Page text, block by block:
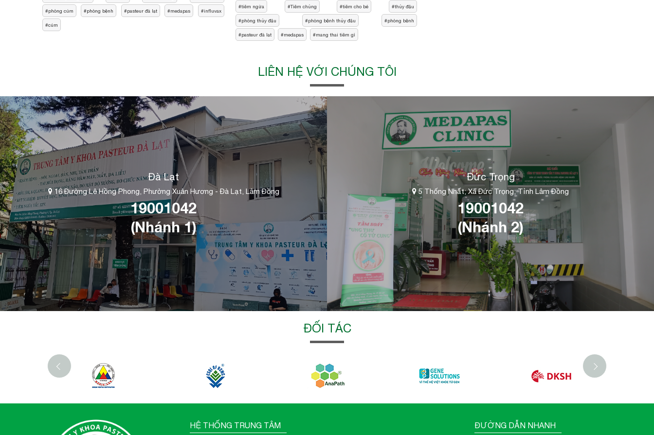
phòng cúm phòng bệnh pasteur đà lạt medapas influvax
cúm
tiêm ngừa Tiêm chủng tiêm cho bé thủy đậu
phòng thủy đậu phòng bệnh thủy đậu phòng bệnh
pasteur đà lạt medapas mang thai tiêm gì
LIÊN HỆ VỚI CHÚNG TÔI
Đà Lạt
16 Đường Lê Hồng Phong, Phường Xuân Hương - Đà Lạt, Lâm Đồng
19001042
(Nhánh 1)
Đức Trọng
5 Thống Nhất; Xã Đức Trọng; Tỉnh Lâm Đồng
19001042
(Nhánh 2)
ĐỐI TÁC
‹
HỆ THỐNG TRUNG TÂM ĐƯỜNG DẪN NHANH